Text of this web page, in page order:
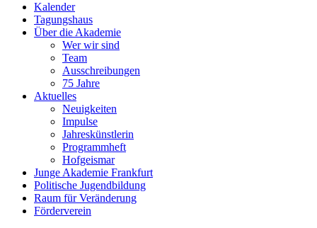
Kalender
Tagungshaus
Über die Akademie
Wer wir sind
Team
Ausschreibungen
75 Jahre
Aktuelles
Neuigkeiten
Impulse
Jahreskünstlerin
Programmheft
Hofgeismar
Junge Akademie Frankfurt
Politische Jugendbildung
Raum für Veränderung
Förderverein